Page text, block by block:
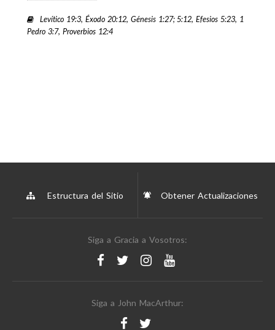
Levítico 19:3, Éxodo 20:12, Génesis 1:27; 5:12, Efesios 5:23, 1
Pedro 3:7, Proverbios 12:4
Estructura del Sitio Obtener Actualizaciones
Siga a Gracia a Vosotros:
Siga a John MacArthur: